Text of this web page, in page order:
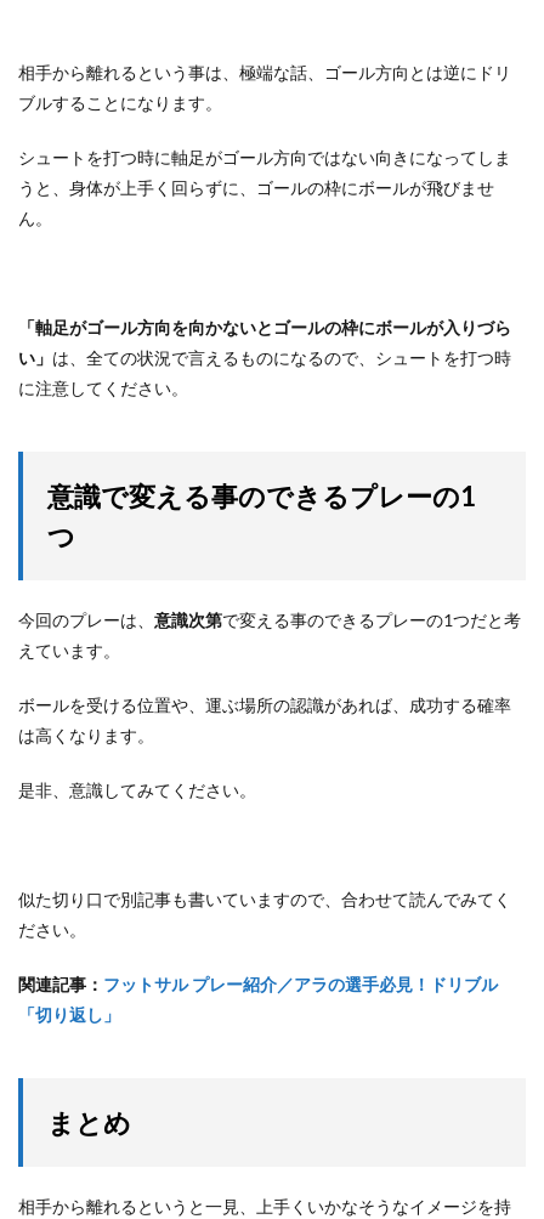
相手から離れるという事は、極端な話、ゴール方向とは逆にドリ
ブルすることになります。
シュートを打つ時に軸足がゴール方向ではない向きになってしま
うと、身体が上手く回らずに、ゴールの枠にボールが飛びませ
ん。
「軸足がゴール方向を向かないとゴールの枠にボールが入りづら
い」 は、全ての状況で言えるものになるので、シュートを打つ時
に注意してください。
意識で変える事のできるプレーの1
つ
今回のプレーは、 意識次第で変える事のできるプレーの1つだと考
えています。
ボールを受ける位置や、運ぶ場所の認識があれば、成功する確率
は高くなります。
是非、意識してみてください。
似た切り口で別記事も書いていますので、合わせて読んでみてく
ださい。
関連記事： フットサル プレー紹介／アラの選手必見！ドリブル
「切り返し」
まとめ
相手から離れるというと一見、上手くいかなそうなイメージを持